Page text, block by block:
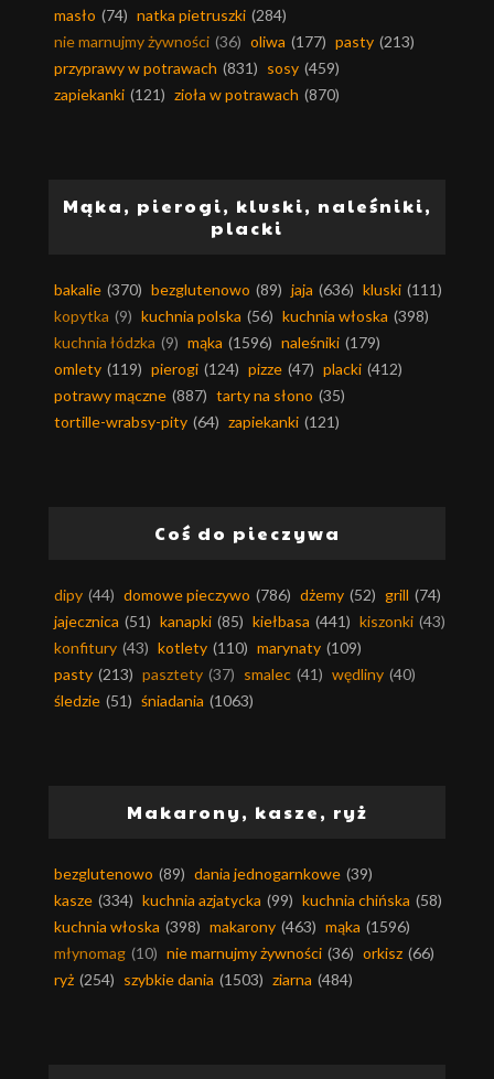
masło (74) natka pietruszki (284)
nie marnujmy żywności (36) oliwa (177) pasty (213)
przyprawy w potrawach (831) sosy (459)
zapiekanki (121) zioła w potrawach (870)
Mąka, pierogi, kluski, naleśniki,
placki
bakalie (370) bezglutenowo (89) jaja (636) kluski (111)
kopytka (9) kuchnia polska (56) kuchnia włoska (398)
kuchnia łódzka (9) mąka (1596) naleśniki (179)
omlety (119) pierogi (124) pizze (47) placki (412)
potrawy mączne (887) tarty na słono (35)
tortille-wrabsy-pity (64) zapiekanki (121)
Coś do pieczywa
dipy (44) domowe pieczywo (786) dżemy (52) grill (74)
jajecznica (51) kanapki (85) kiełbasa (441) kiszonki (43)
konfitury (43) kotlety (110) marynaty (109)
pasty (213) pasztety (37) smalec (41) wędliny (40)
śledzie (51) śniadania (1063)
Makarony, kasze, ryż
bezglutenowo (89) dania jednogarnkowe (39)
kasze (334) kuchnia azjatycka (99) kuchnia chińska (58)
kuchnia włoska (398) makarony (463) mąka (1596)
młynomag (10) nie marnujmy żywności (36) orkisz (66)
ryż (254) szybkie dania (1503) ziarna (484)